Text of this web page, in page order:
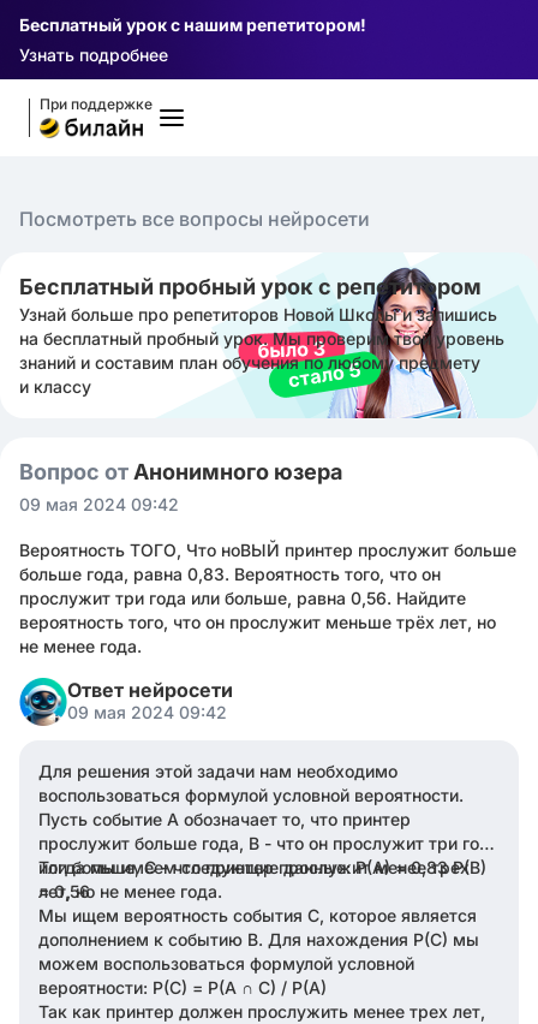
Бесплатный урок с нашим репетитором!
Узнать подробнее
При поддержке
Посмотреть все вопросы нейросети
Бесплатный пробный урок с репетитором
Узнай больше про репетиторов Новой Школы и запишись
на бесплатный пробный урок. Мы проверим твой уровень
знаний и составим план обучения по любому предмету
и классу
Вопрос от Анонимного юзера
09 мая 2024 09:42
Вероятность ТОГО, Что ноВЫЙ принтер прослужит больше
больше года, равна 0,83. Вероятность того, что он
прослужит три года или больше, равна 0,56. Найдите
вероятность того, что он прослужит меньше трёх лет, но
не менее года.
Ответ нейросети
09 мая 2024 09:42
Для решения этой задачи нам необходимо
воспользоваться формулой условной вероятности.
Пусть событие A обозначает то, что принтер
прослужит больше года, B - что он прослужит три года
или больше, C - что принтер прослужит менее трех
лет, но не менее года.
Тогда мы имеем следующие данные: P(A) = 0,83 P(B)
= 0,56
Мы ищем вероятность события C, которое является
дополнением к событию B. Для нахождения P(C) мы
можем воспользоваться формулой условной
вероятности: P(C) = P(A ∩ C) / P(A)
Так как принтер должен прослужить менее трех лет,